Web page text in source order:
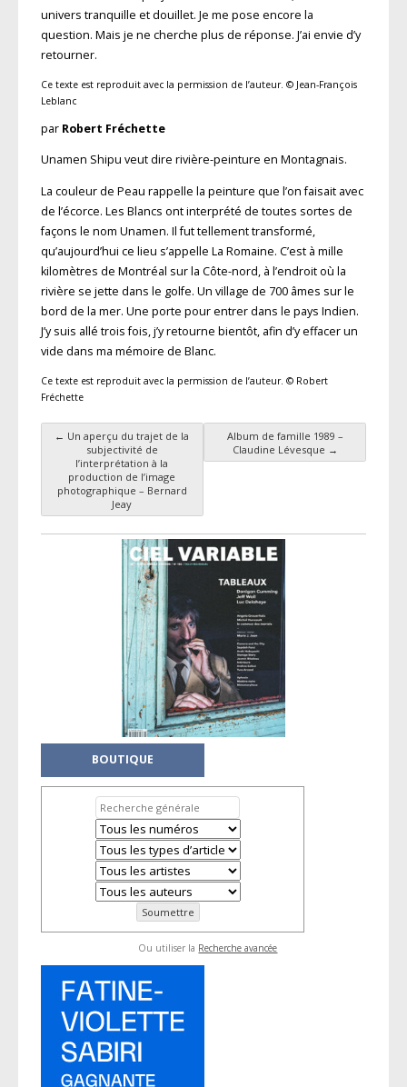
univers tranquille et douillet. Je me pose encore la
question. Mais je ne cherche plus de réponse. J’ai envie d’y
retourner.
Ce texte est reproduit avec la permission de l’auteur. © Jean-François
Leblanc
par Robert Fréchette
Unamen Shipu veut dire rivière-peinture en Montagnais.
La couleur de Peau rappelle la peinture que l’on faisait avec
de l’écorce. Les Blancs ont interprété de toutes sortes de
façons le nom Unamen. Il fut tellement transformé,
qu’aujourd’hui ce lieu s’appelle La Romaine. C’est à mille
kilomètres de Montréal sur la Côte-nord, à l’endroit où la
rivière se jette dans le golfe. Un village de 700 âmes sur le
bord de la mer. Une porte pour entrer dans le pays Indien.
J’y suis allé trois fois, j’y retourne bientôt, afin d’y effacer un
vide dans ma mémoire de Blanc.
Ce texte est reproduit avec la permission de l’auteur. © Robert
Fréchette
Navigation des articles
← Un aperçu du trajet de la
subjectivité de
l’interprétation à la
production de l’image
photographique – Bernard
Jeay
Album de famille 1989 –
Claudine Lévesque →
BOUTIQUE
Ou utiliser la Recherche avancée